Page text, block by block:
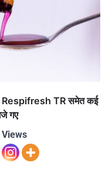
Respifresh TR समेत कई
गए
Views